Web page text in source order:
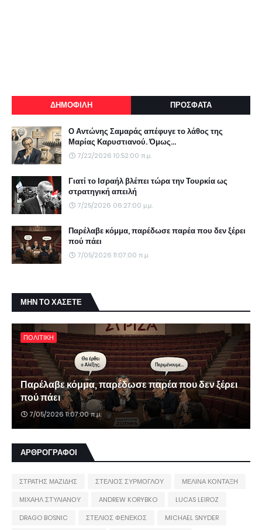
ΔΗΜΟΦΙΛΗ ΠΡΟΣΦΑΤΑ
Ο Αντώνης Σαμαράς απέφυγε το λάθος της
Μαρίας Καρυστιανού. Όμως...
7/22/2026 10:52:00 π.μ.
Γιατί το Ισραήλ βλέπει τώρα την Τουρκία ως
στρατηγική απειλή
7/25/2026 06:27:00 μ.μ.
Παρέλαβε κόμμα, παρέδωσε παρέα που δεν ξέρει
πού πάει
7/05/2026 11:07:00 π.μ.
ΜΗΝ ΤΟ ΧΑΣΕΤΕ
ΠΟΛΙΤΙΚΗ
Παρέλαβε κόμμα, παρέδωσε παρέα που δεν ξέρει
πού πάει
7/05/2026 11:07:00 π.μ.
ΑΡΘΡΟΓΡΑΦΟΙ
ΣΤΡΑΤΗΣ ΜΑΖΙΔΗΣ ΣΤΕΛΙΟΣ ΣΥΡΜΟΓΛΟΥ
ΜΕΛΙΝΑ ΚΟΝΤΑΞΗ
ΜΙΧΑΗΛ ΣΤΥΛΙΑΝΟΥ
ANDREW KORYBKO
LUCAS LEIROZ
DRAGO BOSNIC
ΣΤΕΛΙΟΣ ΦΕΝΕΚΟΣ
MICHAEL SNYDER